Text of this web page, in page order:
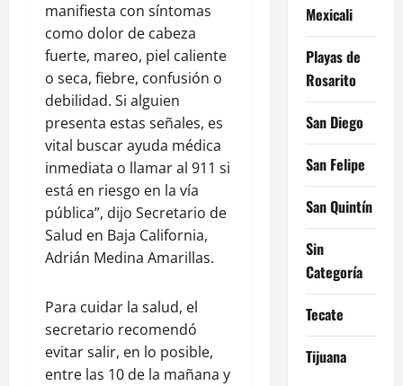
manifiesta con síntomas
como dolor de cabeza
fuerte, mareo, piel caliente
o seca, fiebre, confusión o
debilidad. Si alguien
presenta estas señales, es
vital buscar ayuda médica
inmediata o llamar al 911 si
está en riesgo en la vía
pública”, dijo Secretario de
Salud en Baja California,
Adrián Medina Amarillas.
Para cuidar la salud, el
secretario recomendó
evitar salir, en lo posible,
entre las 10 de la mañana y
Mexicali
Playas de
Rosarito
San Diego
San Felipe
San Quintín
Sin
Categoría
Tecate
Tijuana